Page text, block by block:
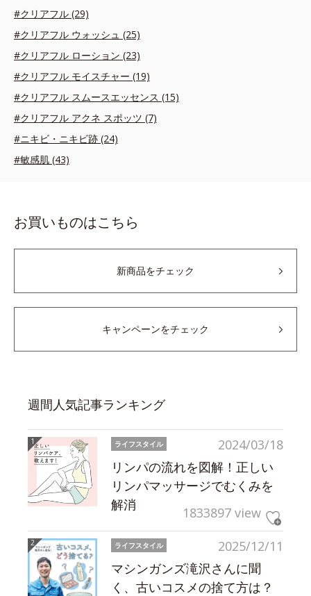
#クリアフル (29)
#クリアフル ウォッシュ (25)
#クリアフル ローション (23)
#クリアフル モイスチャー (19)
#クリアフル スムースエッセンス (15)
#クリアフル アクネ スポッツ (7)
#ニキビ・ニキビ跡 (24)
#敏感肌 (43)
お買いものはこちら
新商品をチェック
キャンペーンをチェック
週間人気記事ランキング
2024/03/18
ライフスタイル
リンパの流れを図解！正しい
リンパマッサージでむくみを
解消
1833897 view
2025/12/11
ライフスタイル
マシンガンズ滝沢さんに聞
く、古いコスメの捨て方は？